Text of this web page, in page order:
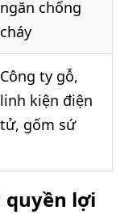
ngăn chống
cháy
Công ty gỗ,
linh kiện điện
tử, gốm sứ
quyền lợi